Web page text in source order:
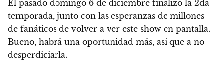
El pasado domingo 6 de diciembre finalizó la 2da
temporada, junto con las esperanzas de millones
de fanáticos de volver a ver este show en pantalla.
Bueno, habrá una oportunidad más, así que a no
desperdiciarla.